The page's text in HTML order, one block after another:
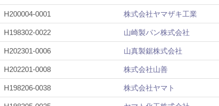
H200004-0001 株式会社ヤマザキ工業
H198302-0022 山崎製パン株式会社
H202301-0006 山真製鋸株式会社
H202201-0008 株式会社山善
H198206-0038 株式会社ヤマト